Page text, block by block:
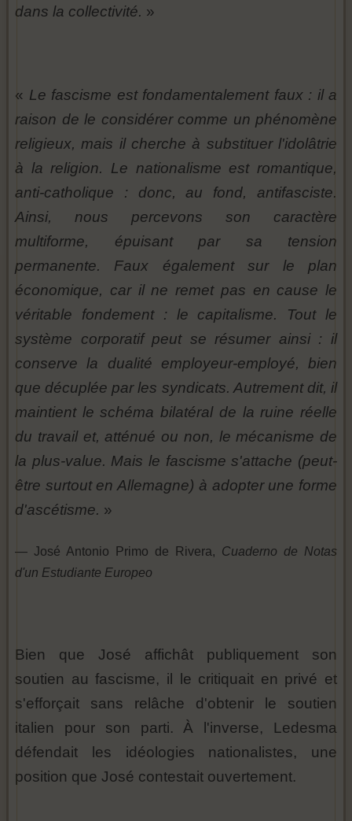
dans la collectivité. »
« Le fascisme est fondamentalement faux : il a
raison de le considérer comme un phénomène
religieux, mais il cherche à substituer l'idolâtrie
à la religion. Le nationalisme est romantique,
anti-catholique : donc, au fond, antifasciste.
Ainsi, nous percevons son caractère
multiforme, épuisant par sa tension
permanente. Faux également sur le plan
économique, car il ne remet pas en cause le
véritable fondement : le capitalisme. Tout le
système corporatif peut se résumer ainsi : il
conserve la dualité employeur-employé, bien
que décuplée par les syndicats. Autrement dit, il
maintient le schéma bilatéral de la ruine réelle
du travail et, atténué ou non, le mécanisme de
la plus-value. Mais le fascisme s'attache (peut-
être surtout en Allemagne) à adopter une forme
d'ascétisme. »
— José Antonio Primo de Rivera, Cuaderno de Notas
d'un Estudiante Europeo
Bien que José affichât publiquement son
soutien au fascisme, il le critiquait en privé et
s'efforçait sans relâche d'obtenir le soutien
italien pour son parti. À l'inverse, Ledesma
défendait les idéologies nationalistes, une
position que José contestait ouvertement.